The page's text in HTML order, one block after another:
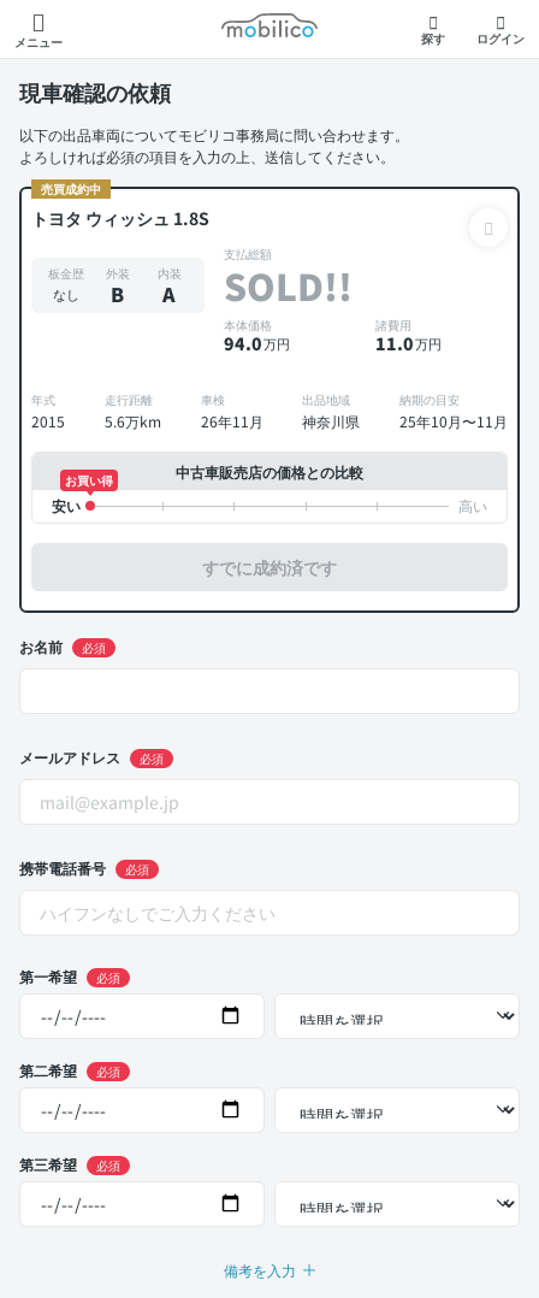
メニュー
モビリコ
探す ログイン
現車確認の依頼
以下の出品車両についてモビリコ事務局に問い合わせます。
よろしければ必須の項目を入力の上、送信してください。
売買成約中
トヨタ ウィッシュ 1.8S
板金歴
なし
外装
B
内装
A
支払総額
SOLD!!
本体価格
94.0万円
諸費用
11.0万円
年式
2015
走行距離
5.6万km
車検
26年11月
出品地域
神奈川県
納期の目安
25年10月〜11月
中古車販売店の価格との比較
お買い得
すでに成約済です
お名前 必須
メールアドレス 必須
携帯電話番号 必須
第一希望 必須
第二希望 必須
第三希望 必須
備考を入力